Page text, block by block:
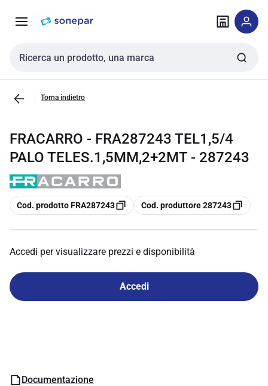
navigazione alla
Cerca input
Torna indietro
FRACARRO - FRA287243 TEL1,5/4
PALO TELES.1,5MM,2+2MT - 287243
copia
Cod. prodotto FRA287243 copia
Cod. produttore 287243
Accedi per visualizzare prezzi e disponibilità
Accedi
Documentazione